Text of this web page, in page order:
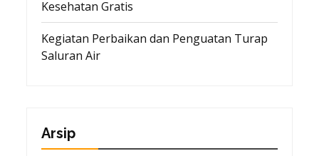
Kesehatan Gratis
Kegiatan Perbaikan dan Penguatan Turap
Saluran Air
Arsip